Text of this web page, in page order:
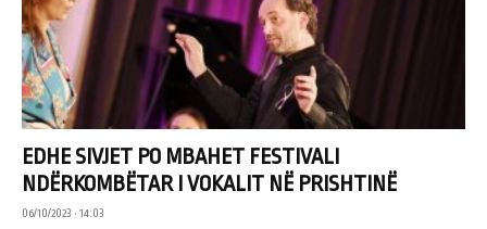
EDHE SIVJET PO MBAHET FESTIVALI
NDËRKOMBËTAR I VOKALIT NË PRISHTINË
06/10/2023 • 14:03